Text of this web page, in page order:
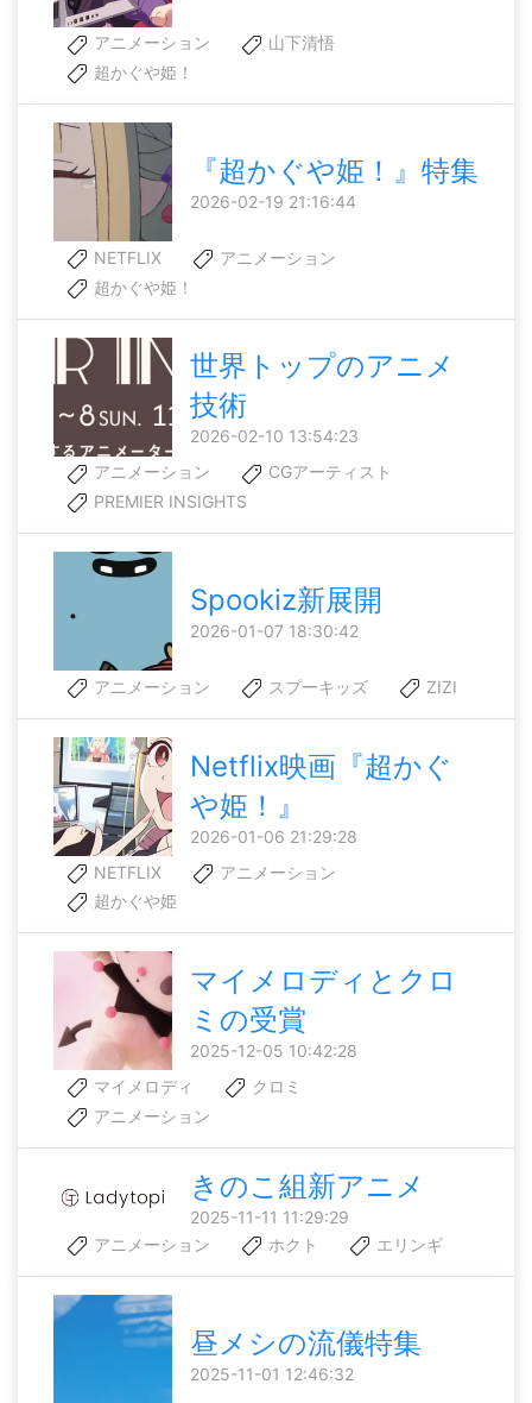
アニメーション
山下清悟
超かぐや姫！
『超かぐや姫！』特集
2026-02-19 21:16:44
NETFLIX
アニメーション
超かぐや姫！
世界トップのアニメ
技術
2026-02-10 13:54:23
アニメーション
CGアーティスト
PREMIER INSIGHTS
Spookiz新展開
2026-01-07 18:30:42
アニメーション スプーキッズ ZIZI
Netflix映画『超かぐ
や姫！』
2026-01-06 21:29:28
NETFLIX
アニメーション
超かぐや姫
マイメロディとクロ
ミの受賞
2025-12-05 10:42:28
マイメロディ
クロミ
アニメーション
きのこ組新アニメ
2025-11-11 11:29:29
アニメーション
ホクト エリンギ
昼メシの流儀特集
2025-11-01 12:46:32